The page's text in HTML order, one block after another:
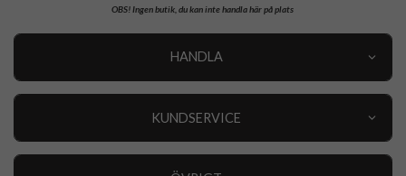
OBS!Ingen butik, du kan inte handla här på plats
HANDLA
KUNDSERVICE